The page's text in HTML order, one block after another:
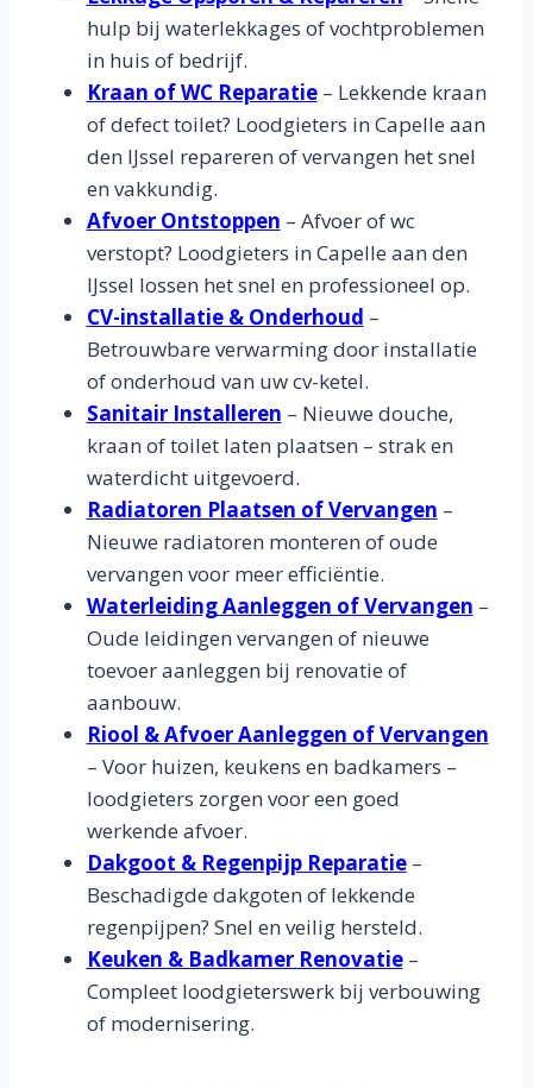
hulp bij waterlekkages of vochtproblemen
in huis of bedrijf.
Kraan of WC Reparatie– Lekkende kraan
of defect toilet? Loodgieters in Capelle aan
den IJssel repareren of vervangen het snel
en vakkundig.
Afvoer Ontstoppen – Afvoer of wc
verstopt? Loodgieters in Capelle aan den
IJssel lossen het snel en professioneel op.
CV-installatie & Onderhoud –
Betrouwbare verwarming door installatie
of onderhoud van uw cv-ketel.
Sanitair Installeren – Nieuwe douche,
kraan of toilet laten plaatsen – strak en
waterdicht uitgevoerd.
Radiatoren Plaatsen of Vervangen –
Nieuwe radiatoren monteren of oude
vervangen voor meer efficiëntie.
Waterleiding Aanleggen of Vervangen –
Oude leidingen vervangen of nieuwe
toevoer aanleggen bij renovatie of
aanbouw.
Riool & Afvoer Aanleggen of Vervangen
– Voor huizen, keukens en badkamers –
loodgieters zorgen voor een goed
werkende afvoer.
Dakgoot & Regenpijp Reparatie–
Beschadigde dakgoten of lekkende
regenpijpen? Snel en veilig hersteld.
Keuken & Badkamer Renovatie–
Compleet loodgieterswerk bij verbouwing
of modernisering.